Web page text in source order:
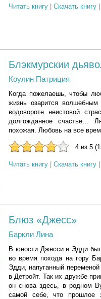
Читать книгу Скачать книгу
Блэкмурскии
Коулин Патриция
Когда пожелаешь, чтобы
жизнь озарится
водовороте неистовой
долгожданное счастье…
похожая. Любовь на все
4 из 5
Читать книгу Скачать книгу
Блюз «Джесс»
Баркли Лина
В юности Джесси и Эдди
во время похода на гору
Эдди, напуганный
в Детройт. Так их дружбе
он снова здесь, в родном
самой себе, что прошлое